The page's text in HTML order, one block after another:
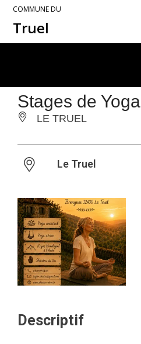
COMMUNE DU
Truel
Stages de Yoga
LE TRUEL
Le Truel
Descriptif